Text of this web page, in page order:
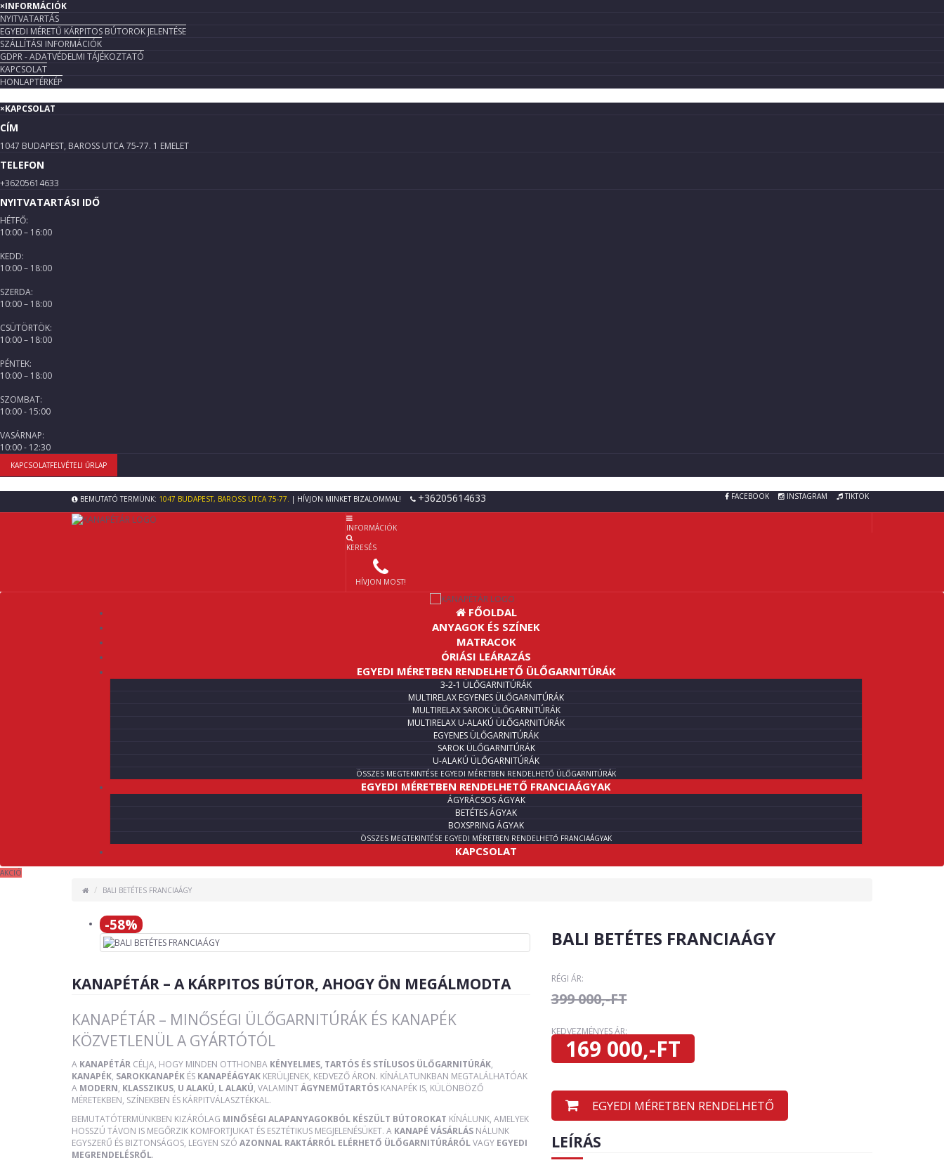
×INFORMÁCIÓK
NYITVATARTÁS
EGYEDI MÉRETŰ KÁRPITOS BÚTOROK JELENTÉSE
SZÁLLÍTÁSI INFORMÁCIÓK
GDPR - ADATVÉDELMI TÁJÉKOZTATÓ
KAPCSOLAT
HONLAPTÉRKÉP
×KAPCSOLAT
CÍM
1047 BUDAPEST, BAROSS UTCA 75-77. 1 EMELET
TELEFON
+36205614633
NYITVATARTÁSI IDŐ
HÉTFŐ:
10:00 – 16:00
KEDD:
10:00 – 18:00
SZERDA:
10:00 – 18:00
CSÜTÖRTÖK:
10:00 – 18:00
PÉNTEK:
10:00 – 18:00
SZOMBAT:
10:00 - 15:00
VASÁRNAP:
10:00 - 12:30
KAPCSOLATFELVÉTELI ŰRLAP
BEMUTATÓ TERMÜNK: 1047 BUDAPEST, BAROSS UTCA 75-77. | HÍVJON MINKET BIZALOMMAL! +36205614633 FACEBOOK INSTAGRAM TIKTOK
INFORMÁCIÓK
KERESÉS
HÍVJON MOST!
FŐOLDAL
ANYAGOK ÉS SZÍNEK
MATRACOK
ÓRIÁSI LEÁRAZÁS
EGYEDI MÉRETBEN RENDELHETŐ ÜLŐGARNITÚRÁK
3-2-1 ÜLŐGARNITÚRÁK
MULTIRELAX EGYENES ÜLŐGARNITÚRÁK
MULTIRELAX SAROK ÜLŐGARNITÚRÁK
MULTIRELAX U-ALAKÚ ÜLŐGARNITÚRÁK
EGYENES ÜLŐGARNITÚRÁK
SAROK ÜLŐGARNITÚRÁK
U-ALAKÚ ÜLŐGARNITÚRÁK
ÖSSZES MEGTEKINTÉSE EGYEDI MÉRETBEN RENDELHETŐ ÜLŐGARNITÚRÁK
EGYEDI MÉRETBEN RENDELHETŐ FRANCIAÁGYAK
ÁGYRÁCSOS ÁGYAK
BETÉTES ÁGYAK
BOXSPRING ÁGYAK
ÖSSZES MEGTEKINTÉSE EGYEDI MÉRETBEN RENDELHETŐ FRANCIAÁGYAK
KAPCSOLAT
AKCIÓ
BALI BETÉTES FRANCIAÁGY
-58%
KANAPÉTÁR – A KÁRPITOS BÚTOR, AHOGY ÖN MEGÁLMODTA
KANAPÉTÁR – MINŐSÉGI ÜLŐGARNITÚRÁK ÉS KANAPÉK
KÖZVETLENÜL A GYÁRTÓTÓL
A KANAPÉTÁR CÉLJA, HOGY MINDEN OTTHONBA KÉNYELMES, TARTÓS ÉS STÍLUSOS ÜLŐGARNITÚRÁK,
KANAPÉK, SAROKKANAPÉK ÉS KANAPÉÁGYAK KERÜLJENEK, KEDVEZŐ ÁRON. KÍNÁLATUNKBAN MEGTALÁLHATÓAK
A MODERN, KLASSZIKUS, U ALAKÚ, L ALAKÚ, VALAMINTÁGYNEMŰTARTÓS KANAPÉK IS, KÜLÖNBÖZŐ
MÉRETEKBEN, SZÍNEKBEN ÉS KÁRPITVÁLASZTÉKKAL.
BEMUTATÓTERMÜNKBEN KIZÁRÓLAG MINŐSÉGI ALAPANYAGOKBÓL KÉSZÜLT BÚTOROKAT KÍNÁLUNK, AMELYEK
HOSSZÚ TÁVON IS MEGŐRZIK KOMFORTJUKAT ÉS ESZTÉTIKUS MEGJELENÉSÜKET. A KANAPÉ VÁSÁRLÁS NÁLUNK
EGYSZERŰ ÉS BIZTONSÁGOS, LEGYEN SZÓ AZONNAL RAKTÁRRÓL ELÉRHETŐ ÜLŐGARNITÚRÁRÓLVAGY EGYEDI
MEGRENDELÉSRŐL.
BALI BETÉTES FRANCIAÁGY
RÉGI ÁR:
399 000,-FT
KEDVEZMÉNYES ÁR:
169 000,-FT
EGYEDI MÉRETBEN RENDELHETŐ
LEÍRÁS